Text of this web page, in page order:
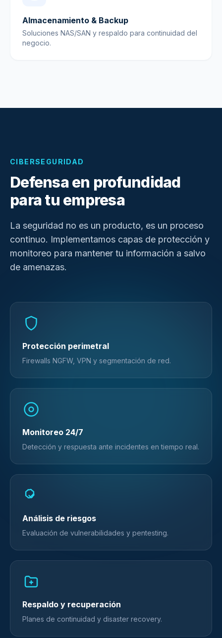
Almacenamiento & Backup
Soluciones NAS/SAN y respaldo para continuidad del
negocio.
CIBERSEGURIDAD
Defensa en profundidad
para tu empresa
La seguridad no es un producto, es un proceso
continuo. Implementamos capas de protección y
monitoreo para mantener tu información a salvo
de amenazas.
Protección perimetral
Firewalls NGFW, VPN y segmentación de red.
Monitoreo 24/7
Detección y respuesta ante incidentes en tiempo real.
Análisis de riesgos
Evaluación de vulnerabilidades y pentesting.
Respaldo y recuperación
Planes de continuidad y disaster recovery.